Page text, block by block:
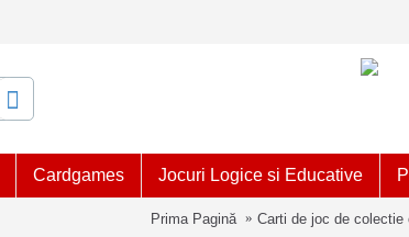
Cardgames Jocuri Logice si Educative
Prima Pagină Carti de joc de